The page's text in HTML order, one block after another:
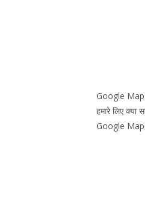
Google
हमारे लिए
Google